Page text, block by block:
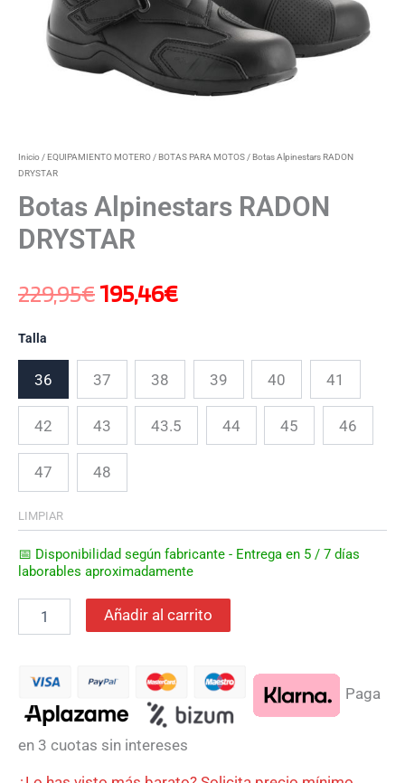
Inicio /EQUIPAMIENTO MOTERO /BOTAS PARA MOTOS / Botas Alpinestars RADON
DRYSTAR
Botas Alpinestars RADON
DRYSTAR
229,95€195,46€
Talla
36 37 38 39 40 41
42 43 43.5 44 45 46
47 48
LIMPIAR
📅 Disponibilidad según fabricante - Entrega en 5 / 7 días
laborables aproximadamente
Añadir al carrito
Paga
en 3 cuotas sin intereses